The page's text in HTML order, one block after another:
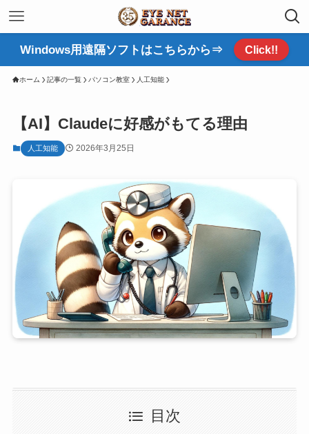
Windows用遠隔ソフトはこちらから⇒ Click!!
ホーム 記事の一覧 パソコン教室 人工知能
【AI】Claudeに好感がもてる理由
人工知能 2026年3月25日
目次